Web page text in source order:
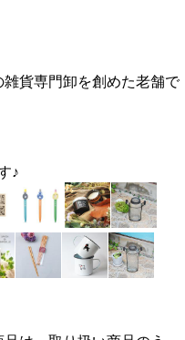
貨専門卸を創めた老舗で
♪